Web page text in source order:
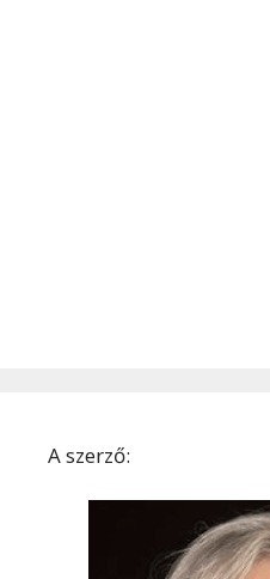
A szerző: